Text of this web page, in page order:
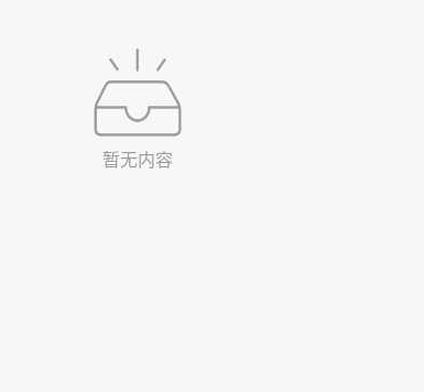
暂无内容